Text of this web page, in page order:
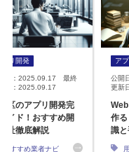
プリ開発
日：2025.09.17 最終
日：2025.09.17
区のアプリ開発完
イド！おすすめ開
社徹底解説
おすすめ業者ナビ
ア
公開
更新
作
識